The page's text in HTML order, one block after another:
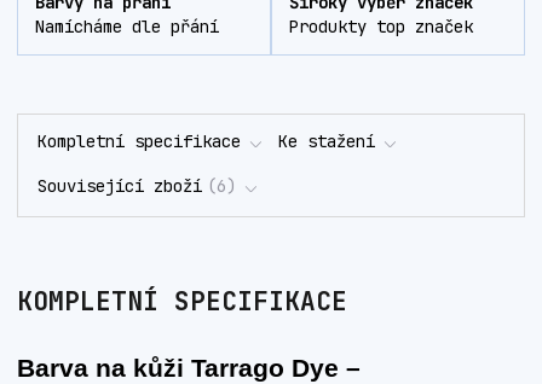
Namícháme dle přání
Produkty top značek
Kompletní specifikace Ke stažení
Související zboží 6
KOMPLETNÍ SPECIFIKACE
Barva na kůži Tarrago Dye –